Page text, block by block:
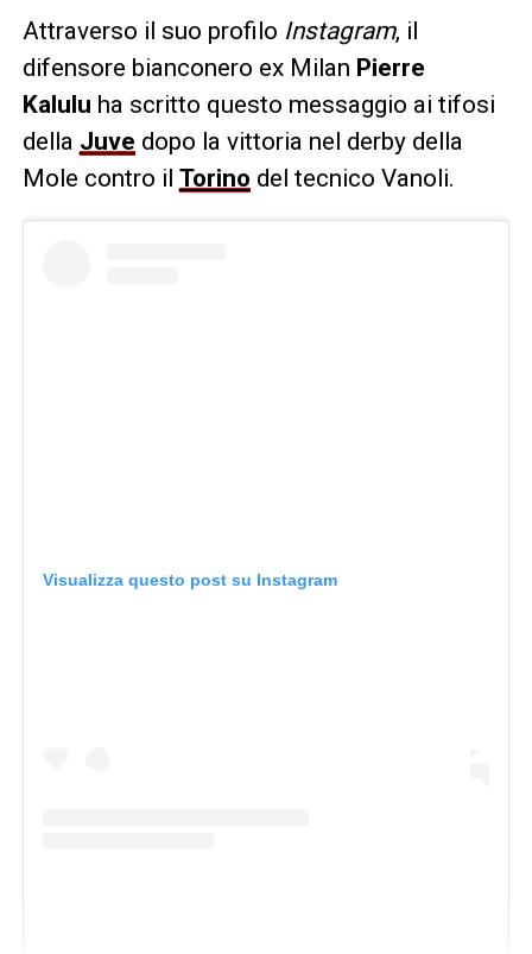
Attraverso il suo profilo Instagram, il
difensore bianconero ex Milan Pierre
Kalulu ha scritto questo messaggio ai tifosi
della Juve dopo la vittoria nel derby della
Mole contro il Torino del tecnico Vanoli.
Visualizza questo post su Instagram